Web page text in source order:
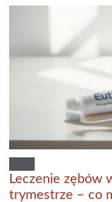
Leczenie zębów
trymestrze – co